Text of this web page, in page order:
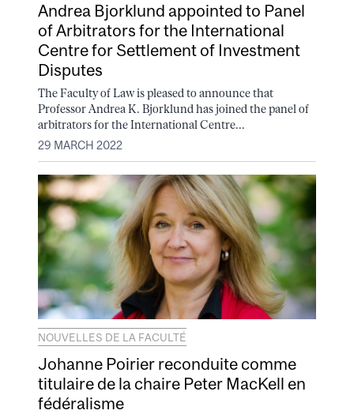
Andrea Bjorklund appointed to Panel
of Arbitrators for the International
Centre for Settlement of Investment
Disputes
The Faculty of Law is pleased to announce that
Professor Andrea K. Bjorklund has joined the panel of
arbitrators for the International Centre...
29 MARCH 2022
NOUVELLES DE LA FACULTÉ
Johanne Poirier reconduite comme
titulaire de la chaire Peter MacKell en
fédéralisme